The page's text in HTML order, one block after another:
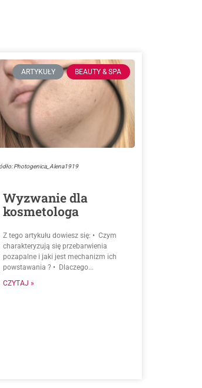
ARTYKUŁY BEAUTY & SPA
Photogenica_Alena1919
Wyzwanie dla
kosmetologa
Z tego artykułu dowiesz się: • Czym
charakteryzują się przebarwienia
pozapalne i jaki jest mechanizm ich
powstawania ? • Dlaczego...
CZYTAJ »